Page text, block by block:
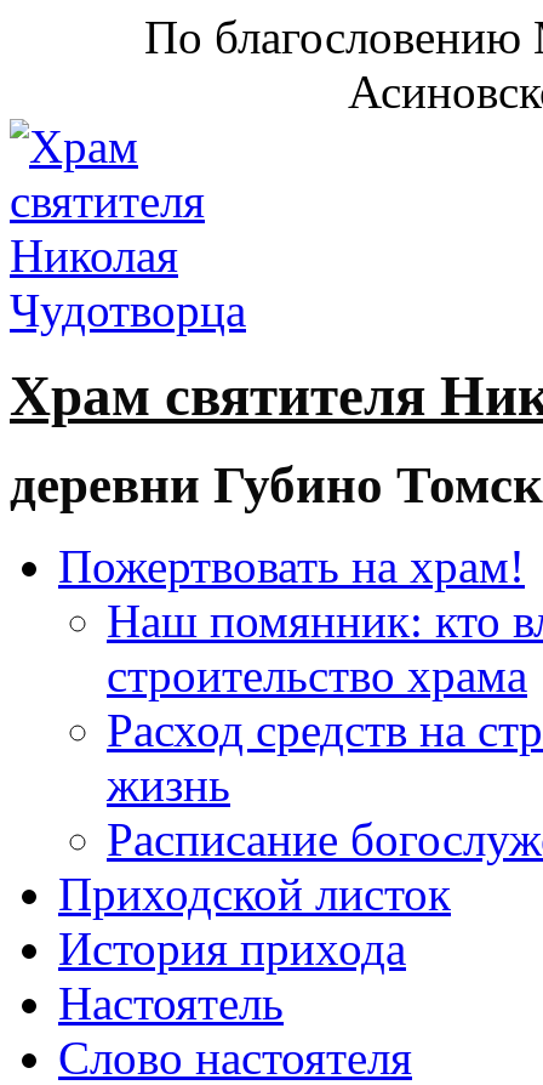
По благословению
Храм святителя
деревни Губино
Пожертвовать на храм!
Наш помянник: кто
строительство храма
Расход средств на
жизнь
Расписание
Приходской листок
История прихода
Настоятель
Слово настоятеля